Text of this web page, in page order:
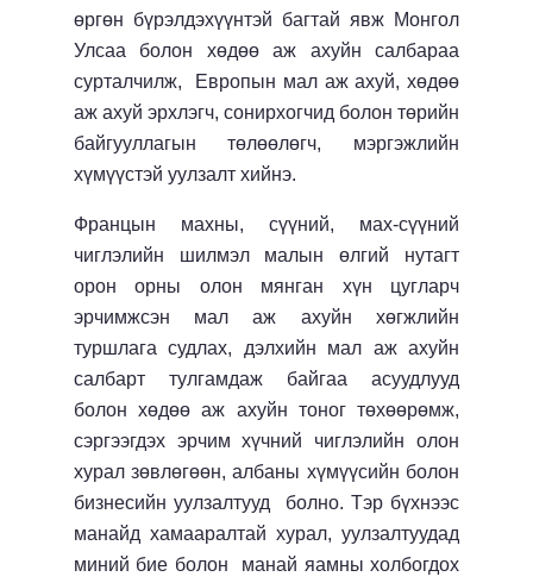
өргөн бүрэлдэхүүнтэй багтай явж Монгол
Улсаа болон хөдөө аж ахуйн салбараа
сурталчилж, Европын мал аж ахуй, хөдөө
аж ахуй эрхлэгч, сонирхогчид болон төрийн
байгууллагын төлөөлөгч, мэргэжлийн
хүмүүстэй уулзалт хийнэ.
Францын махны, сүүний, мах-сүүний
чиглэлийн шилмэл малын өлгий нутагт
орон орны олон мянган хүн цугларч
эрчимжсэн мал аж ахуйн хөгжлийн
туршлага судлах, дэлхийн мал аж ахуйн
салбарт тулгамдаж байгаа асуудлууд
болон хөдөө аж ахуйн тоног төхөөрөмж,
сэргээгдэх эрчим хүчний чиглэлийн олон
хурал зөвлөгөөн, албаны хүмүүсийн болон
бизнесийн уулзалтууд болно. Тэр бүхнээс
манайд хамааралтай хурал, уулзалтуудад
миний бие болон манай яамны холбогдох